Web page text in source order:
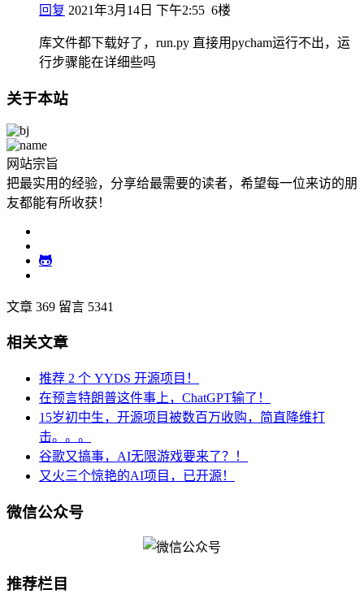
回复 2021年3月14日 下午2:55 6楼
库文件都下载好了，run.py 直接用pycham运行不出，运
行步骤能在详细些吗
关于本站
网站宗旨
把最实用的经验，分享给最需要的读者，希望每一位来访的朋
友都能有所收获！
文章 369 留言 5341
相关文章
推荐 2 个 YYDS 开源项目！
在预言特朗普这件事上，ChatGPT输了！
15岁初中生，开源项目被数百万收购，简直降维打
击。。。
谷歌又搞事，AI无限游戏要来了？！
又火三个惊艳的AI项目，已开源！
微信公众号
推荐栏目